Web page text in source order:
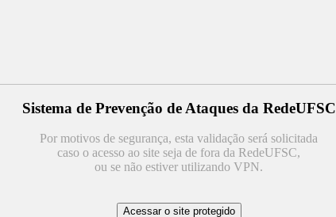
Sistema de Prevenção de Ataques da RedeUFSC
Por motivos de segurança, esta validação será solicitada
caso o acesso ao site seja de fora da RedeUFSC,
ou se não estiver utilizando VPN.